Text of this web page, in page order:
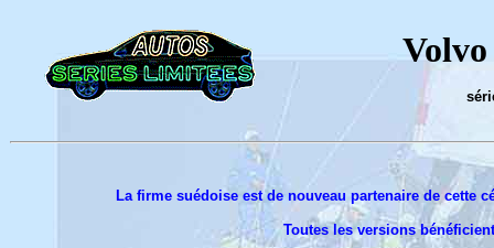
La firme suédoise est de nouveau partenaire de cette
Toutes les versions